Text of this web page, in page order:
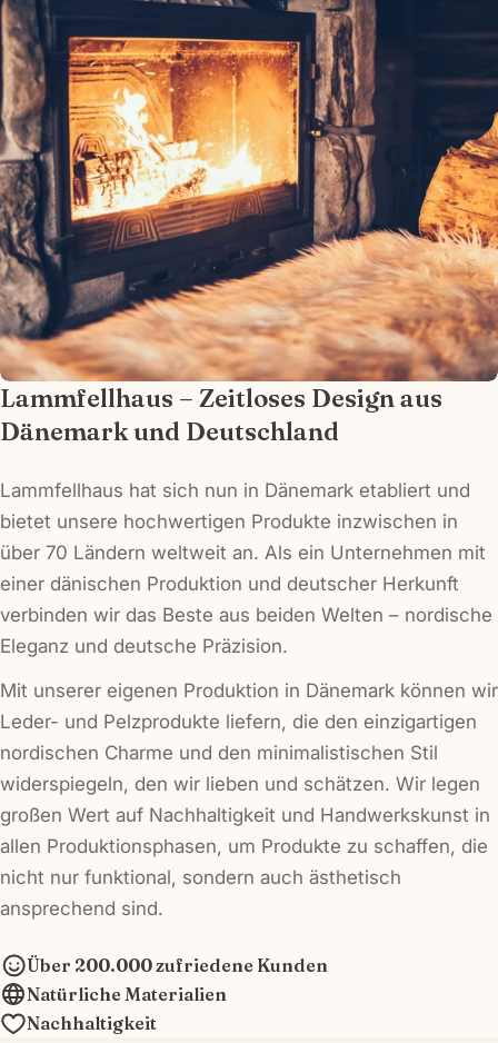
Ihre
E-
Mail
Ihr
Telefon
Ihre
Nachricht
Die mit * gekennzeichneten Felder sind
Pflichtfelder.
Frage senden
Lammfellhaus – Zeitloses Design aus
Dänemark und Deutschland
Lammfellhaus hat sich nun in Dänemark etabliert und
bietet unsere hochwertigen Produkte inzwischen in
über 70 Ländern weltweit an. Als ein Unternehmen mit
einer dänischen Produktion und deutscher Herkunft
verbinden wir das Beste aus beiden Welten – nordische
Eleganz und deutsche Präzision.
Mit unserer eigenen Produktion in Dänemark können wir
Leder- und Pelzprodukte liefern, die den einzigartigen
nordischen Charme und den minimalistischen Stil
widerspiegeln, den wir lieben und schätzen. Wir legen
großen Wert auf Nachhaltigkeit und Handwerkskunst in
allen Produktionsphasen, um Produkte zu schaffen, die
nicht nur funktional, sondern auch ästhetisch
ansprechend sind.
Über 200.000 zufriedene Kunden
Natürliche Materialien
Nachhaltigkeit